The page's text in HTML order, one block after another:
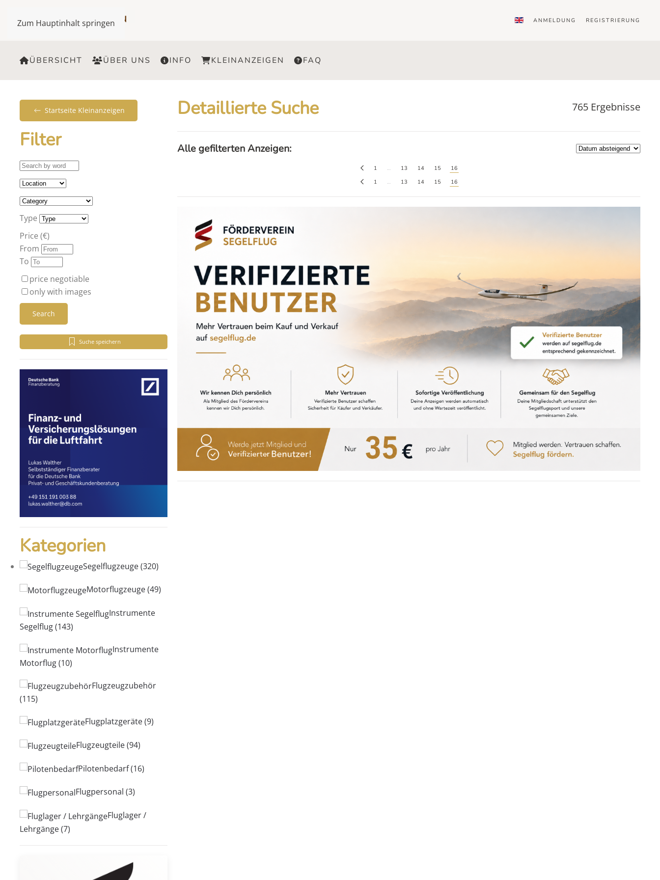
Zum Hauptinhalt springen ANMELDUNG REGISTRIERUNG
ÜBERSICHT ÜBER UNS INFO KLEINANZEIGEN FAQ
Startseite Kleinanzeigen Detaillierte Suche 765 Ergebnisse
Filter
Type
Price (€)
From
To
price negotiable
only with images
Search
Suche speichern
Kategorien
Segelflugzeuge(320)
Motorflugzeuge(49)
Instrumente
Segelflug(143)
Instrumente
Motorflug(10)
Flugzeugzubehör
(115)
Flugplatzgeräte(9)
Flugzeugteile(94)
Pilotenbedarf(16)
Flugpersonal (3)
Fluglager /
Lehrgänge(7)
Alle gefilterten Anzeigen:
1 … 13 14 15
16
1
… 13 14 15 16